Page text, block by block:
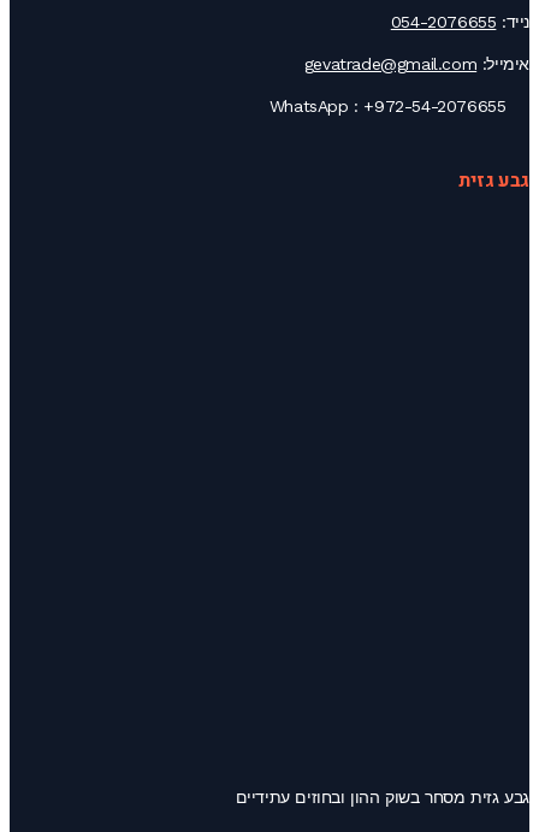
נייד: 054-2076655
אימייל: gevatrade@gmail.com
+972-54-2076655
גבע גזית
גבע גזית מסחר בשוק ההון ובחוזים עתידיים